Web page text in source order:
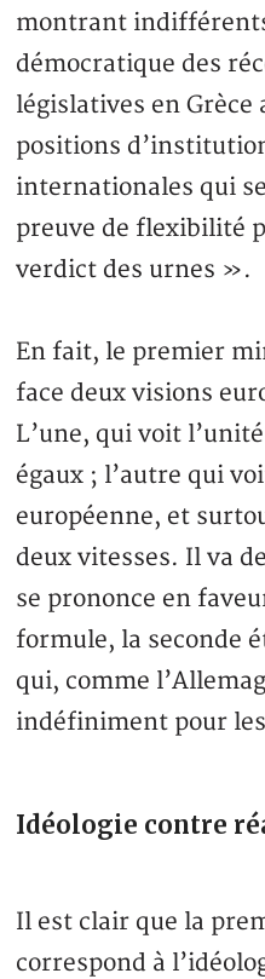
montrant
démocratique des
législatives en Grèce
positions
internationales qui
preuve de flexibilité
verdict des urnes ».
En fait, le premier
face deux visions
L’une, qui voit
égaux ; l’autre qui
européenne, et
deux vitesses. Il va
se prononce en
formule, la seconde
qui, comme
indéfiniment pour
Idéologie contre
Il est clair que la
correspond à